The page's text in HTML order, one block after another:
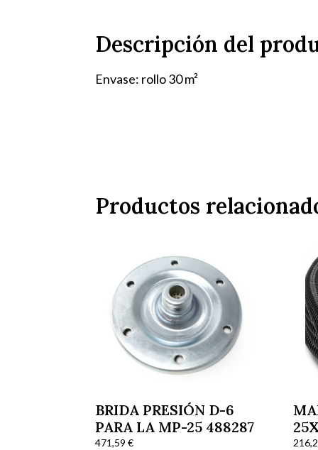
Descripción del
Envase: rollo 30 m²
Productos
BRIDA PRESIÓN D-6
PARA LA MP-25 488287
471,59€